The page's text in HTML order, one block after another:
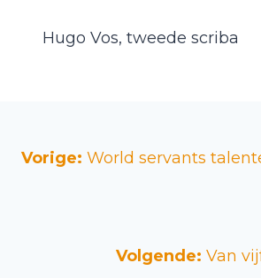
Hugo Vos, tweede scriba
Vorige: World servants
Volgende: Van